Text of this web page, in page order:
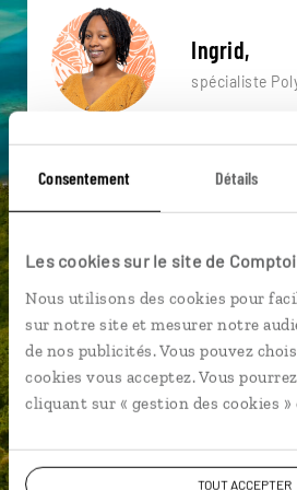
Consentement Détails
Les cookies sur le site de
Nous utilisons des cookies pour
sur notre site et mesurer notre
de nos publicités. Vous pouvez
cookies vous acceptez. Vous
cliquant sur « gestion des cookies »
TOUT ACCEPTER
Ingrid,
spécialiste
Ils sauront organiser votre
Échangez en face à face ou
connectés en agence, mais
téléphone.
Vous gardez le même
pendant et après votre